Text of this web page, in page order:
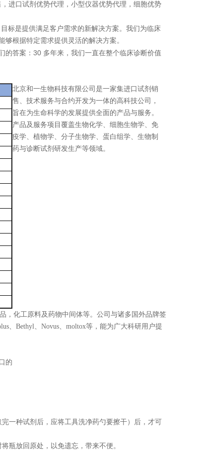
进口试剂优势代理，小型仪器优势代理，细胞优势
标是提供满足客户需求的新解决方案。我们为临床
根据特定需求提供灵活的解决方案。
的答案： 30 多年来，我们一直在整个临床诊断价值
北京和一生物科技有限公司是一家集进口试剂销
售、技术服务与合约开发为一体的高科技公司，
旨在为生命科学的发展提供全面的产品与服务。
产品及服务项目覆盖生物化学、细胞生物学、免
疫学、植物学、分子生物学、蛋白组学、生物制
药与诊断试剂研发生产等领域。
，化工原料及药物中间体等。公司与诸多国外品牌签
、 Bethyl、 Novus、 moltox等，能为广大科研用户提
的
一种试剂后，应将工具洗净药勺要擦干）后，才可
瓶放回原处，以免遗忘，带来不便。